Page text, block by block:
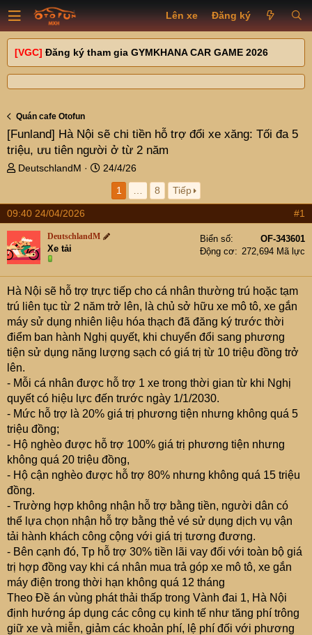
Lên xe Đăng ký
[VGC] Đăng ký tham gia GYMKHANA CAR GAME 2026
Quán cafe Otofun
[Funland] Hà Nội sẽ chi tiền hỗ trợ đổi xe xăng: Tối đa 5
triệu, ưu tiên người ở từ 2 năm
T
e
a
d
s
t
r
t
e
r
DeutschlandM
N
y
ử
24/4/26
1
8 Tiếp
09:40 24/04/2026 #1
DeutschlandM
Xe tải
Biển số
OF-343601
Động cơ
272,694 Mã lực
Hà Nội sẽ hỗ trợ trực tiếp cho cá nhân thường trú hoặc tạm
trú liên tục từ 2 năm trở lên, là chủ sở hữu xe mô tô, xe gắn
máy sử dụng nhiên liệu hóa thạch đã đăng ký trước thời
điểm ban hành Nghị quyết, khi chuyển đổi sang phương
tiện sử dụng năng lượng sạch có giá trị từ 10 triệu đồng trở
lên.
- Mỗi cá nhân được hỗ trợ 1 xe trong thời gian từ khi Nghị
quyết có hiệu lực đến trước ngày 1/1/2030.
- Mức hỗ trợ là 20% giá trị phương tiện nhưng không quá 5
triệu đồng;
- Hộ nghèo được hỗ trợ 100% giá trị phương tiện nhưng
không quá 20 triệu đồng,
- Hộ cận nghèo được hỗ trợ 80% nhưng không quá 15 triệu
đồng.
- Trường hợp không nhận hỗ trợ bằng tiền, người dân có
thể lựa chọn nhận hỗ trợ bằng thẻ vé sử dụng dịch vụ vận
tải hành khách công cộng với giá trị tương đương.
- Bên cạnh đó, Tp hỗ trợ 30% tiền lãi vay đối với toàn bộ giá
trị hợp đồng vay khi cá nhân mua trả góp xe mô tô, xe gắn
máy điện trong thời hạn không quá 12 tháng
Theo Đề án vùng phát thải thấp trong Vành đai 1, Hà Nội
định hướng áp dụng các công cụ kinh tế như tăng phí trông
giữ xe và miễn, giảm các khoản phí, lệ phí đối với phương